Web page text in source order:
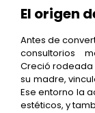
El origen
Antes de
consultorios
Creció
su madre,
Ese entorno la
estéticos, y